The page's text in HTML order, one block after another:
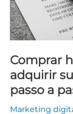
Comprar
adquirir
passo a
Marketing
passo
a
passo